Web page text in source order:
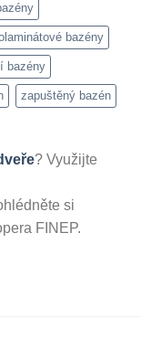
bazény
bazény
zapuštěný bazén
? Využijte
si
FINEP.